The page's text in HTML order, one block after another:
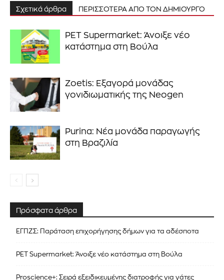
Σχετικά άρθρα ΠΕΡΙΣΣΟΤΕΡΑ ΑΠΟ ΤΟΝ ΔΗΜΙΟΥΡΓΟ
PET Supermarket: Άνοιξε νέο
κατάστημα στη Βούλα
Zoetis: Εξαγορά μονάδας
γονιδιωματικής της Neogen
Purina: Νέα μονάδα παραγωγής
στη Βραζιλία
Πρόσφατα άρθρα
ΕΓΠΖΣ: Παράταση επιχορήγησης δήμων για τα αδέσποτα
PET Supermarket: Άνοιξε νέο κατάστημα στη Βούλα
Proscience+: Σειρά εξειδικευμένης διατροφής για γάτες